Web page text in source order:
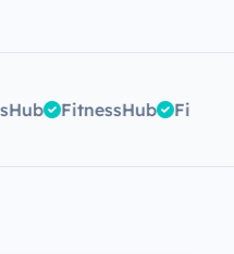
FitnessHub